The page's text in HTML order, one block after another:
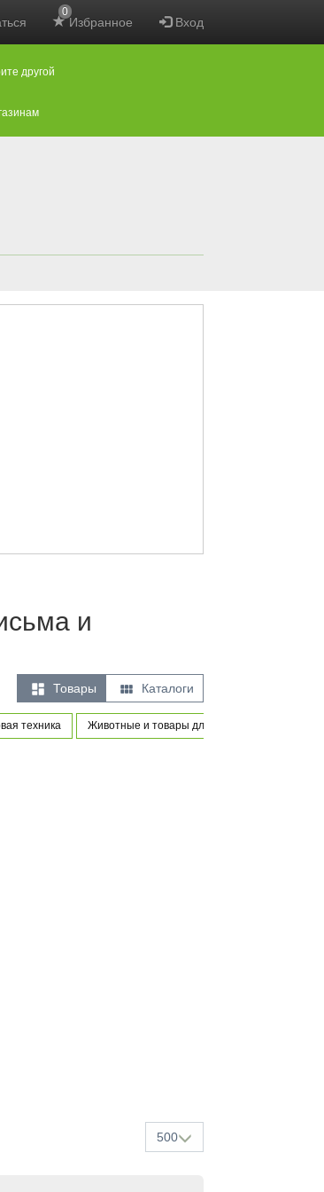
Избранное
0
Вход
другой
и
 Товары  Каталоги
техника Животные и товары для питомцев
500